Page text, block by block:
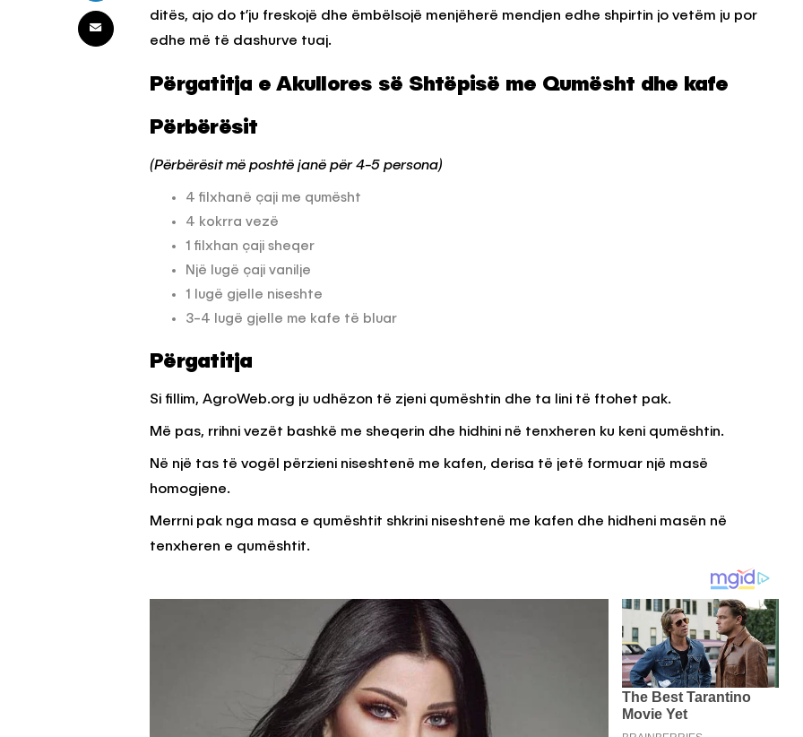
ditës, ajo do t’ju freskojë dhe ëmbëlsojë menjëherë mendjen edhe shpirtin jo vetëm ju por
edhe më të dashurve tuaj.
Përgatitja e Akullores së Shtëpisë me Qumësht dhe kafe
Përbërësit
(Përbërësit më poshtë janë për 4-5 persona)
4 filxhanë çaji me qumësht
4 kokrra vezë
1 filxhan çaji sheqer
Një lugë çaji vanilje
1 lugë gjelle niseshte
3-4 lugë gjelle me kafe të bluar
Përgatitja
Si fillim, AgroWeb.org ju udhëzon të zjeni qumështin dhe ta lini të ftohet pak.
Më pas, rrihni vezët bashkë me sheqerin dhe hidhini në tenxheren ku keni qumështin.
Në një tas të vogël përzieni niseshtenë me kafen, derisa të jetë formuar një masë
homogjene.
Merrni pak nga masa e qumështit shkrini niseshtenë me kafen dhe hidheni masën në
tenxheren e qumështit.
7 QERSHOR, 2025 AGROWEB 10 QERSHOR, 2025 AGROWEB 7 QERSHOR, 2025